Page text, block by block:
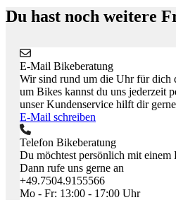
Du hast noch weitere
E-Mail Bikeberatung
Wir sind rund um die Uhr für dich
um Bikes kannst du uns jederzeit
unser Kundenservice hilft dir
E-Mail schreiben
Telefon Bikeberatung
Du möchtest persönlich mit einem
Dann rufe uns gerne an
+49.7504.9155566
Mo - Fr: 13:00 - 17:00 Uhr